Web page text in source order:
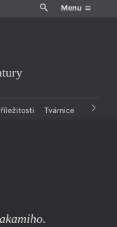
Menu
Tvárnice Archiv